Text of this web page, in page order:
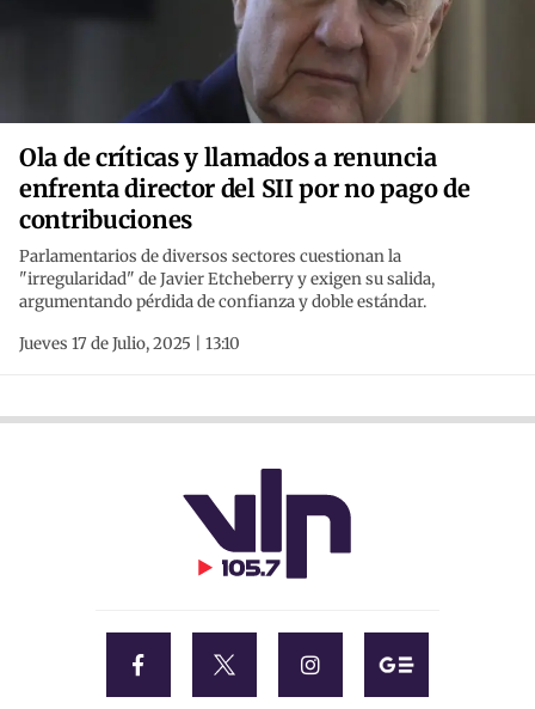
Ola de críticas y llamados a renuncia
enfrenta director del SII por no pago de
contribuciones
Parlamentarios de diversos sectores cuestionan la
"irregularidad" de Javier Etcheberry y exigen su salida,
argumentando pérdida de confianza y doble estándar.
Jueves 17 de Julio, 2025 | 13:10